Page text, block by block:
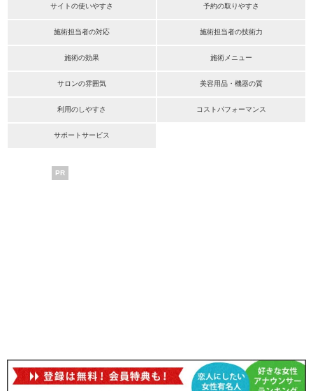
サイトの使いやすさ 予約の取りやすさ
施術担当者の対応 施術担当者の技術力
施術の効果 施術メニュー
サロンの雰囲気 美容用品・機器の質
利用のしやすさ コストパフォーマンス
サポートサービス
PR